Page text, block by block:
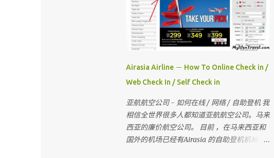
Airasia Airline － How To Online Check in /
Web Check In / Self Check in
亚航航空公司 - 如何在线 / 网络 / 自助登机 我
相信全世界很多人都知道亚航航空公司。马来
西亚的廉价航空公司。 目前 ，在马来西亚和
国外的机场已经有Airasia 的自助登机机械。